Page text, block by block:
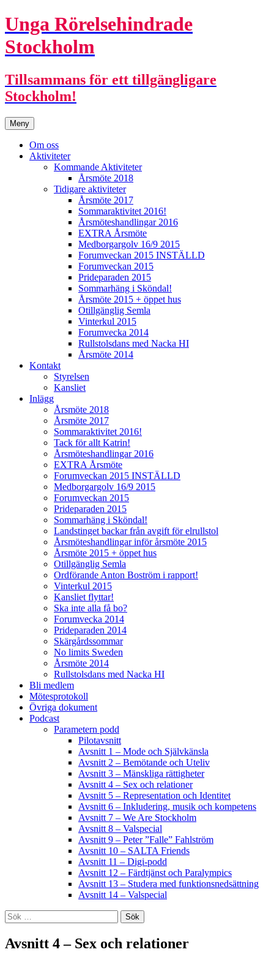
Unga Rörelsehindrade
Stockholm
Tillsammans för ett tillgängligare
Stockholm!
Meny Hoppa
till
innehåll
Om oss
Aktiviteter
Kommande Aktiviteter
Årsmöte 2018
Tidigare aktiviteter
Årsmöte 2017
Sommaraktivitet 2016!
Årsmöteshandlingar 2016
EXTRA Årsmöte
Medborgargolv 16/9 2015
Forumveckan 2015 INSTÄLLD
Forumveckan 2015
Prideparaden 2015
Sommarhäng i Sköndal!
Årsmöte 2015 + öppet hus
Otillgänglig Semla
Vinterkul 2015
Forumvecka 2014
Rullstolsdans med Nacka HI
Årsmöte 2014
Kontakt
Styrelsen
Kansliet
Inlägg
Årsmöte 2018
Årsmöte 2017
Sommaraktivitet 2016!
Tack för allt Katrin!
Årsmöteshandlingar 2016
EXTRA Årsmöte
Forumveckan 2015 INSTÄLLD
Medborgargolv 16/9 2015
Forumveckan 2015
Prideparaden 2015
Sommarhäng i Sköndal!
Landstinget backar från avgift för elrullstol
Årsmöteshandlingar inför årsmöte 2015
Årsmöte 2015 + öppet hus
Otillgänglig Semla
Ordförande Anton Boström i rapport!
Vinterkul 2015
Kansliet flyttar!
Ska inte alla få bo?
Forumvecka 2014
Prideparaden 2014
Skärgårdssommar
No limits Sweden
Årsmöte 2014
Rullstolsdans med Nacka HI
Bli medlem
Mötesprotokoll
Övriga dokument
Podcast
Parametern podd
Pilotavsnitt
Avsnitt 1 – Mode och Självkänsla
Avsnitt 2 – Bemötande och Uteliv
Avsnitt 3 – Mänskliga rättigheter
Avsnitt 4 – Sex och relationer
Avsnitt 5 – Representation och Identitet
Avsnitt 6 – Inkludering, musik och kompetens
Avsnitt 7 – We Are Stockholm
Avsnitt 8 – Valspecial
Avsnitt 9 – Peter ”Falle” Fahlström
Avsnitt 10 – SALTA Friends
Avsnitt 11 – Digi-podd
Avsnitt 12 – Färdtjänst och Paralympics
Avsnitt 13 – Studera med funktionsnedsättning
Avsnitt 14 – Valspecial
Sök
efter:
Avsnitt 4 – Sex och relationer